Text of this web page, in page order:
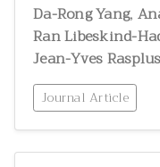
Da-Rong Yang,
Ran Libeskind-
Jean-Yves Rasplus
Journal Article